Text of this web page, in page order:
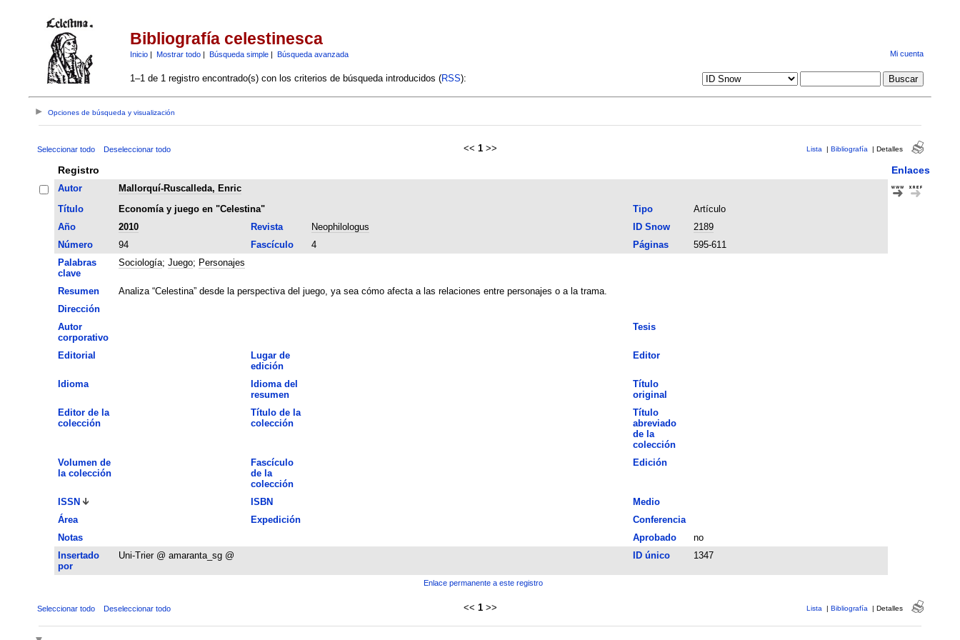
Bibliografía celestinesca
Inicio| Mostrar todo| Búsqueda simple| Búsqueda avanzada Mi cuenta
1–1 de 1 registro encontrado(s) con los criterios de búsqueda introducidos (RSS):
Opciones de búsqueda y visualización
Seleccionar todo Deseleccionar todo << 1 >> Lista | Bibliografía | Detalles
Registro Enlaces
Autor
Mallorquí-Ruscalleda, Enric
Título
Economía y juego en "Celestina" Tipo
Artículo
Año
2010 Revista Neophilologus ID Snow
2189
Número
94 Fascículo 4 Páginas
595-611
Palabras
clave
Sociología; Juego; Personajes
Resumen
Analiza “Celestina” desde la perspectiva del juego, ya sea cómo afecta a las relaciones entre personajes o a la trama.
Dirección
Autor
corporativo
Tesis
Editorial
Lugar de
edición
Editor
Idioma
Idioma del
resumen
Título
original
Editor de la
colección
Título de la
colección
Título
abreviado
de la
colección
Volumen de
la colección
Fascículo
de la
colección
Edición
ISSN ISBN
Medio
Área
Expedición
Conferencia
Notas
Aprobado
no
Insertado
por
Uni-Trier @ amaranta_sg @ ID único 1347
Enlace permanente a este registro
Seleccionar todo Deseleccionar todo << 1 >> Lista | Bibliografía | Detalles